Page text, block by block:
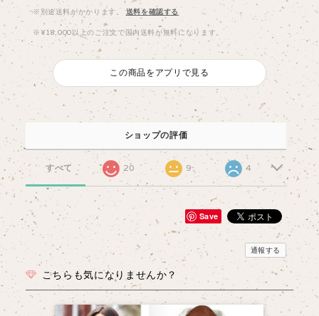
※別途送料がかかります。 送料を確認する
※¥18,000以上のご注文で国内送料が無料になります。
この商品をアプリで見る
ショップの評価
すべて 20 9 4
Save
通報する
こちらも気になりませんか？